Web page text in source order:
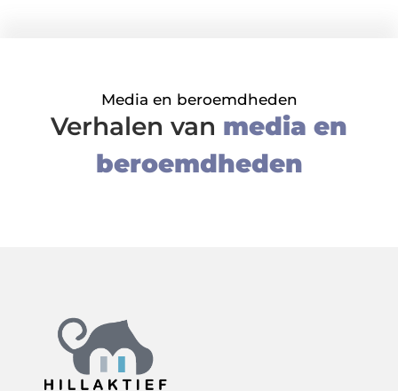
Media en beroemdheden
Verhalen van media en
beroemdheden